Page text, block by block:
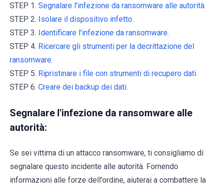
STEP 1. Segnalare l'infezione da ransomware alle autorità.
STEP 2. Isolare il dispositivo infetto.
STEP 3. Identificare l'infezione da ransomware.
STEP 4. Ricercare gli strumenti per la decrittazione del
ransomware.
STEP 5. Ripristinare i file con strumenti di recupero dati.
STEP 6. Creare dei backup dei dati.
Segnalare l'infezione da ransomware alle
autorità:
Se sei vittima di un attacco ransomware, ti consigliamo di
segnalare questo incidente alle autorità. Fornendo
informazioni alle forze dell'ordine, aiuterai a combattere la